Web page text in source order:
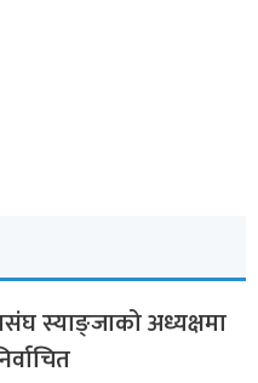
स्याङ्जाको अध्यक्षमा